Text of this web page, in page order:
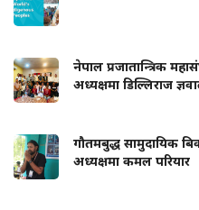
नेपाल प्रजातान्त्रिक
अध्यक्षमा डिल्लिराज
गौतमबुद्ध सामुदायिक
अध्यक्षमा कमल परियार